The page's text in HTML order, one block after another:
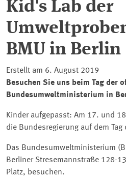
Kid's Lab der
BMU in Berlin
Erstellt am 6. August 2019
Besuchen Sie uns beim Tag der
Bundesumweltministerium in
Kinder aufgepasst: Am 17. und
die Bundesregierung auf dem Tag
Das Bundesumweltministerium
Berliner Stresemannstraße 128-
Platz, besuchen.